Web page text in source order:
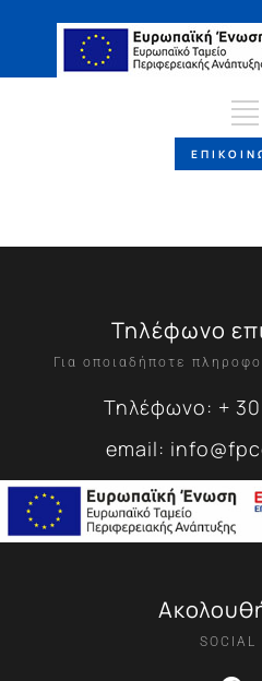
Τηλέφωνο
Για οποιαδήποτε
Τηλέφωνο: + 30
email:
SOCIAL